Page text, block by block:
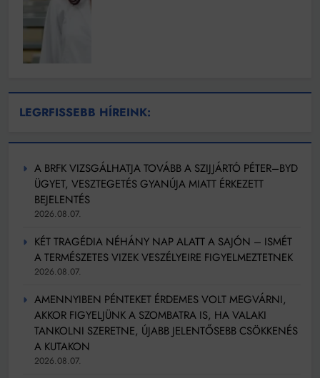
LEGRFISSEBB HÍREINK:
A BRFK VIZSGÁLHATJA TOVÁBB A SZIJJÁRTÓ PÉTER–BYD
ÜGYET, VESZTEGETÉS GYANÚJA MIATT ÉRKEZETT
BEJELENTÉS
2026.08.07.
KÉT TRAGÉDIA NÉHÁNY NAP ALATT A SAJÓN – ISMÉT
A TERMÉSZETES VIZEK VESZÉLYEIRE FIGYELMEZTETNEK
2026.08.07.
AMENNYIBEN PÉNTEKET ÉRDEMES VOLT MEGVÁRNI,
AKKOR FIGYELJÜNK A SZOMBATRA IS, HA VALAKI
TANKOLNI SZERETNE, ÚJABB JELENTŐSEBB CSÖKKENÉS
A KUTAKON
2026.08.07.